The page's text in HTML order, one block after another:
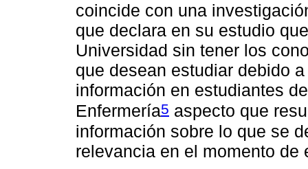
coincide con una
que declara en su estudio
Universidad sin tener los
que desean estudiar debido
información en estudiantes
Enfermería5 aspecto que
información sobre lo que se
relevancia en el momento de